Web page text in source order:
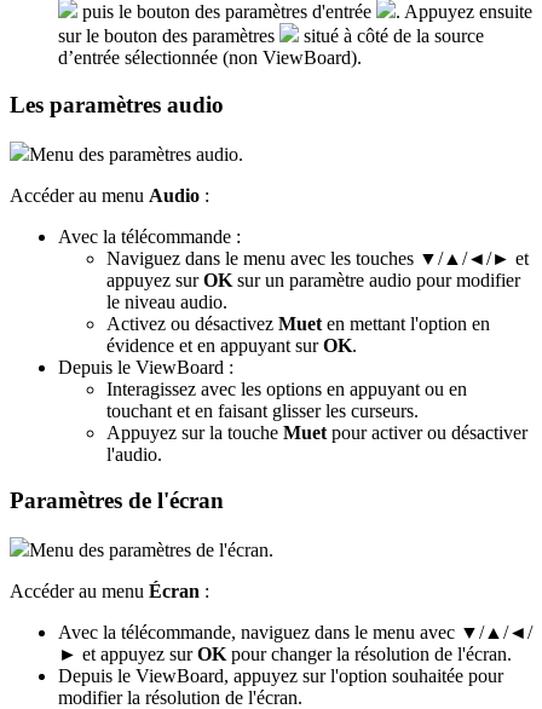
puis le bouton des paramètres d'entrée
. Appuyez ensuite
sur le bouton des paramètres
situé à côté de la source
d’entrée sélectionnée (non ViewBoard).
Les paramètres audio
Menu des paramètres audio.
Accéder au menu Audio :
Avec la télécommande :
Naviguez dans le menu avec les touches ▼/▲/◄/► et
appuyez surOK sur un paramètre audio pour modifier
le niveau audio.
Activez ou désactivez Muet en mettant l'option en
évidence et en appuyant surOK.
Depuis le ViewBoard :
Interagissez avec les options en appuyant ou en
touchant et en faisant glisser les curseurs.
Appuyez sur la touche Muet pour activer ou désactiver
l'audio.
Paramètres de l'écran
Menu des paramètres de l'écran.
Accéder au menu Écran :
Avec la télécommande, naviguez dans le menu avec ▼/▲/◄/
► et appuyez surOK pour changer la résolution de l'écran.
Depuis le ViewBoard, appuyez sur l'option souhaitée pour
modifier la résolution de l'écran.